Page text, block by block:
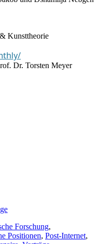
Kunsttheorie
Dr. Torsten Meyer
Forschung,
Positionen, Post-Internet,